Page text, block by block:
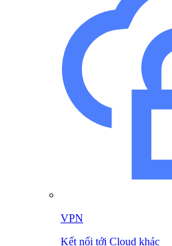
VPN
Kết nối tới Cloud khác